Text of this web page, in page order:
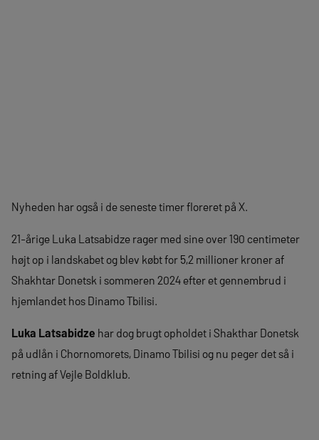
Nyheden har også i de seneste timer floreret på X.
21-årige Luka Latsabidze rager med sine over 190 centimeter
højt op i landskabet og blev købt for 5,2 millioner kroner af
Shakhtar Donetsk i sommeren 2024 efter et gennembrud i
hjemlandet hos Dinamo Tbilisi.
Luka Latsabidze har dog brugt opholdet i Shakthar Donetsk
på udlån i Chornomorets, Dinamo Tbilisi og nu peger det så i
retning af Vejle Boldklub.